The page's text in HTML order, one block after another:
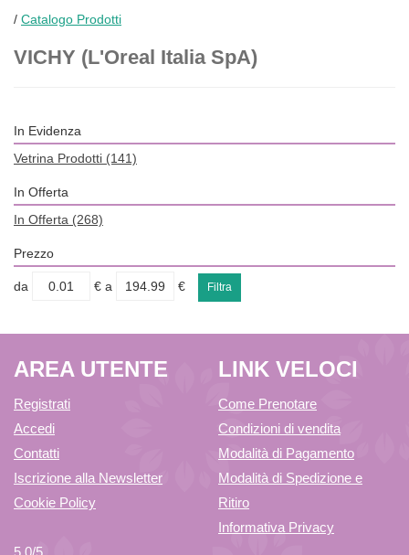
/ Catalogo Prodotti
VICHY (L'Oreal Italia SpA)
In Evidenza
Vetrina Prodotti (141)
In Offerta
In Offerta (268)
Prezzo
filtra
da €
filtra
a €
AREA UTENTE
Registrati
Accedi
Contatti
Iscrizione alla Newsletter
Cookie Policy
LINK VELOCI
Come Prenotare
Condizioni di vendita
Modalità di Pagamento
Modalità di Spedizione e
Ritiro
Informativa Privacy
5,0/5